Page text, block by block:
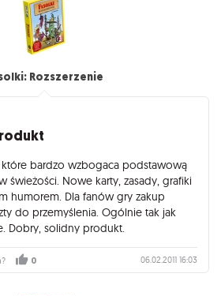
Rozszerzenie
które bardzo wzbogaca podstawową
świeżości. Nowe karty, zasady, grafiki
humorem. Dla fanów gry zakup
do przemyślenia. Ogólnie tak jak
Dobry, solidny produkt.
0 06.02.2011 16:03